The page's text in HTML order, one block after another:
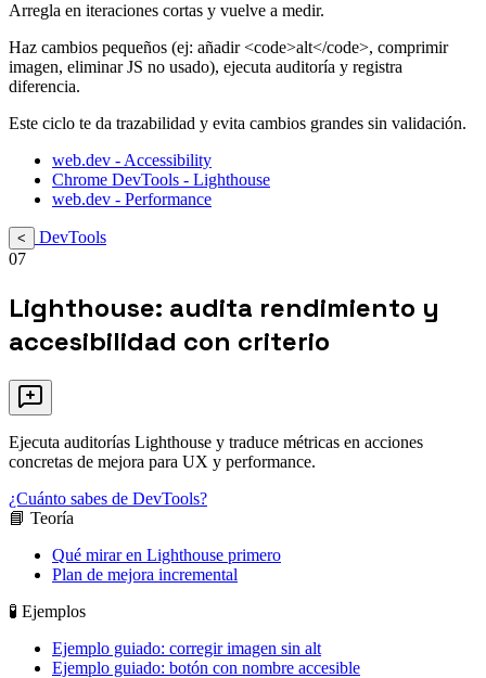
Arregla en iteraciones cortas y vuelve a medir.
Haz cambios pequeños (ej: añadir <code>alt</code>, comprimir
imagen, eliminar JS no usado), ejecuta auditoría y registra
diferencia.
Este ciclo te da trazabilidad y evita cambios grandes sin validación.
web.dev - Accessibility
Chrome DevTools - Lighthouse
web.dev - Performance
<
DevTools
07
Lighthouse: audita rendimiento y
accesibilidad con criterio
Ejecuta auditorías Lighthouse y traduce métricas en acciones
concretas de mejora para UX y performance.
¿Cuánto sabes de DevTools?
📘 Teoría
Qué mirar en Lighthouse primero
Plan de mejora incremental
🧪 Ejemplos
Ejemplo guiado: corregir imagen sin alt
Ejemplo guiado: botón con nombre accesible